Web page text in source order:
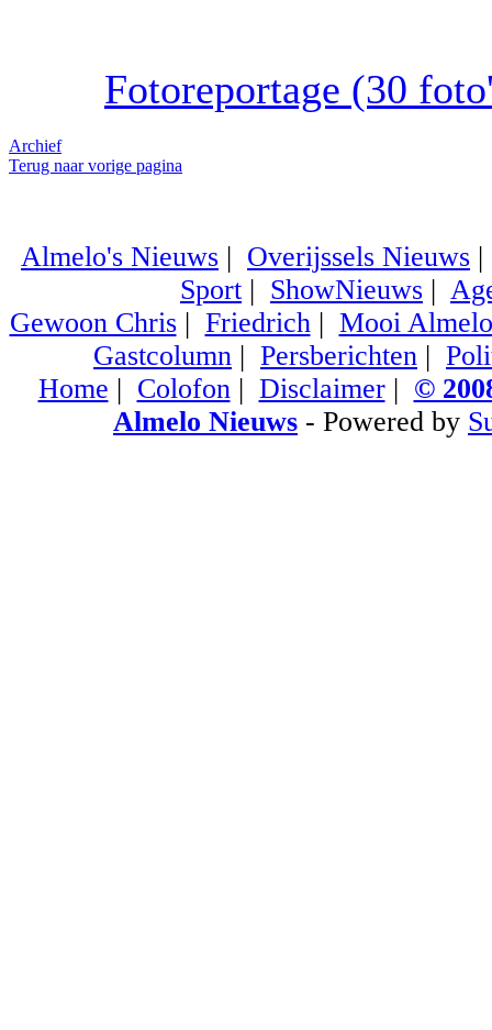
Fotoreportage (30
Archief
Terug naar vorige pagina
Almelo's Nieuws | Overijssels Nieuws
Sport | ShowNieuws |
Gewoon Chris| Friedrich| Mooi Almelo
Gastcolumn | Persberichten |
Home | Colofon| Disclaimer| ©
Almelo Nieuws - Powered by